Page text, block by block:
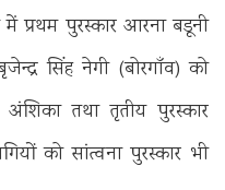
में प्रथम पुरस्कार आरना बडूनी
सिंह नेगी (बोरगाँव) को
अंशिका तथा तृतीय पुरस्कार
को सांत्वना पुरस्कार भी